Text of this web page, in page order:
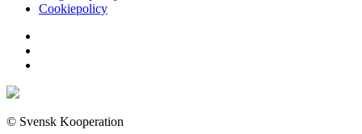
Cookiepolicy
© Svensk Kooperation